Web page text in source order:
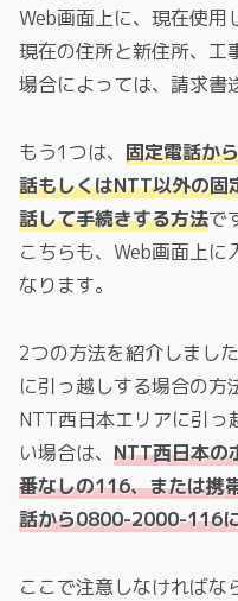
Web画面上に、現在使用
現在の住所と新住所、工
場合によっては、請求書
もう1つは、 固定電話か
話もしくはNTT以外の
話して手続きする方法で
こちらも、Web画面上に
なります。
2つの方法を紹介しまし
に引っ越しする場合の方
NTT西日本エリアに引っ
い場合は、 NTT西日本の
番なしの116、または携
話から0800-2000-116
ここで注意しなければな